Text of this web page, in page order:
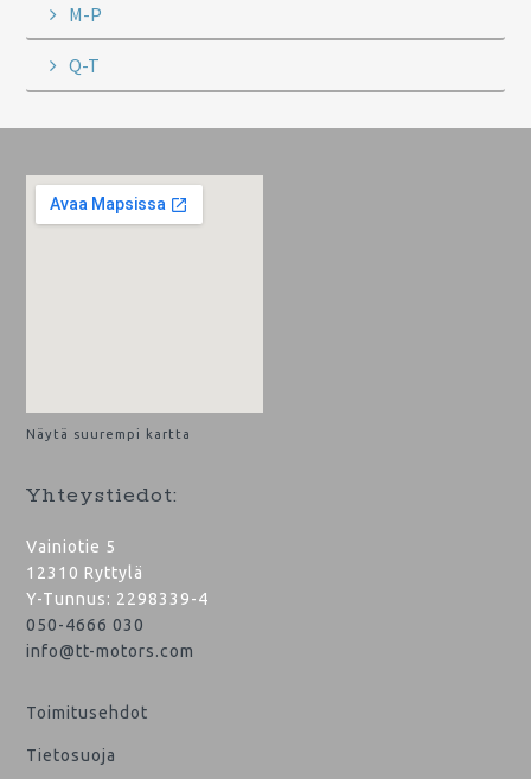
M-P
Q-T
Footer
Näytä suurempi kartta
Yhteystiedot:
Vainiotie 5
12310 Ryttylä
Y-Tunnus: 2298339-4
050-4666 030
info@tt-motors.com
Toimitusehdot
Tietosuoja